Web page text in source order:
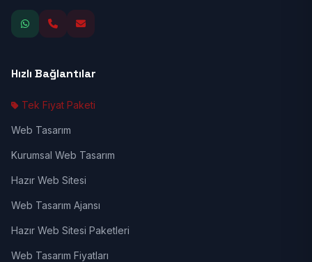
Hızlı Bağlantılar
Tek Fiyat Paketi
Web Tasarım
Kurumsal Web Tasarım
Hazır Web Sitesi
Web Tasarım Ajansı
Hazır Web Sitesi Paketleri
Web Tasarım Fiyatları